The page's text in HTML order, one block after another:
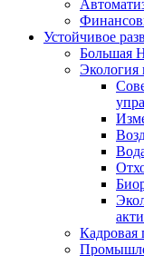
Устойчивое
Большая
Экология
Кадровая